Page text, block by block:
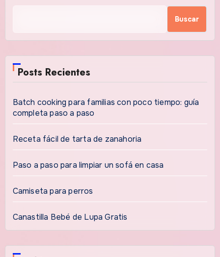
Buscar
Posts Recientes
Batch cooking para familias con poco tiempo: guía
completa paso a paso
Receta fácil de tarta de zanahoria
Paso a paso para limpiar un sofá en casa
Camiseta para perros
Canastilla Bebé de Lupa Gratis